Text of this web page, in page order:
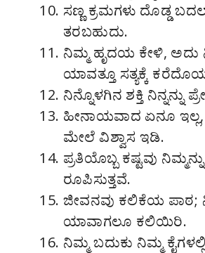
ಸಣ್ಣ ಕ್ರಮಗಳು ದೊಡ್ಡ
ತರಬಹುದು.
ನಿಮ್ಮ ಹೃದಯ ಕೇಳಿ, ಅದು
ಯಾವತ್ತೂ ಸತ್ಯಕ್ಕೆ
ನಿನ್ನೊಳಗಿನ ಶಕ್ತಿ ನಿನ್ನನ್ನು
ಹೀನಾಯವಾದ ಏನೂ ಇಲ್ಲ,
ಮೇಲೆ ವಿಶ್ವಾಸ ಇಡಿ.
ಪ್ರತಿಯೊಬ್ಬ ಕಷ್ಟವು
ರೂಪಿಸುತ್ತವೆ.
ಜೀವನವು ಕಲಿಕೆಯ ಪಾಠ;
ಯಾವಾಗಲೂ ಕಲಿಯಿರಿ.
ನಿಮ್ಮ ಬದುಕು ನಿಮ್ಮ